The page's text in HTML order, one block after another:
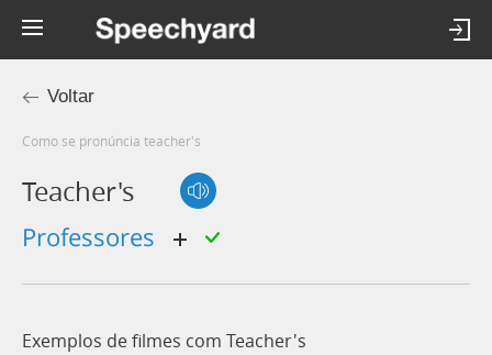
Voltar
Como se pronúncia teacher's
Teacher's
professores
Exemplos de filmes com Teacher's